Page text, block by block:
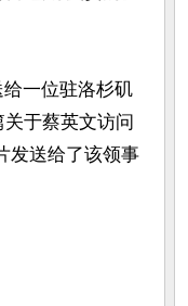
一位驻洛杉矶
于蔡英文访问
发送给了该领事